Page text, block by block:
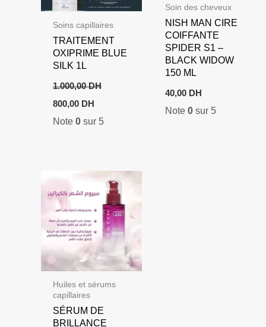
Soins capillaires
TRAITEMENT
OXIPRIME BLUE
SILK 1L
1.000,00DH
Le
prix
initial
800,00 DHLe
actuel
Note 0sur 5
Soin des cheveux
NISH MAN CIRE
COIFFANTE
SPIDER S1 –
BLACK WIDOW
150 ML
40,00 DH
Note0 sur 5
Huiles et sérums
capillaires
SÉRUM DE
BRILLANCE